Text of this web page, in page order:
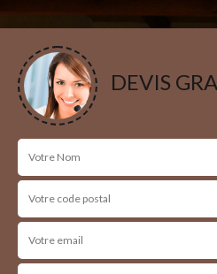
DEVIS